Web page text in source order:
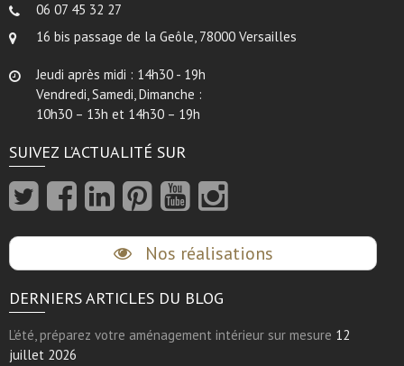
06 07 45 32 27
16 bis passage de la Geôle, 78000 Versailles
Jeudi après midi : 14h30 - 19h
Vendredi, Samedi, Dimanche :
10h30 – 13h et 14h30 – 19h
SUIVEZ L’ACTUALITÉ SUR
Nos réalisations
DERNIERS ARTICLES DU BLOG
L’été, préparez votre aménagement intérieur sur mesure 12
juillet 2026